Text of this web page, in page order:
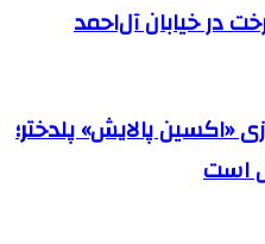
در خیابان آل‌احمد
«اکسین پالایش» پلدختر؛
است